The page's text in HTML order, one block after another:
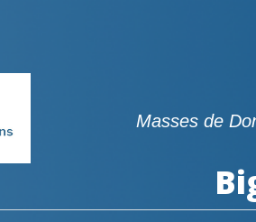
Masses de